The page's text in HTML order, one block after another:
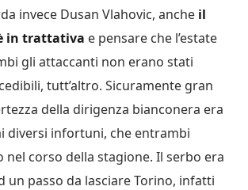
invece Dusan Vlahovic, anche il
in trattativa e pensare che l’estate
gli attaccanti non erano stati
tutt’altro. Sicuramente gran
della dirigenza bianconera era
diversi infortuni, che entrambi
nel corso della stagione. Il serbo era
un passo da lasciare Torino, infatti